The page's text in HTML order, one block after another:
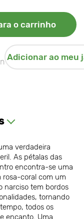
o carrinho
Adicionar ao meu
verdadeira
As pétalas das
encontra-se uma
rosa-coral com um
narciso tem bordos
tornando
todos os
encanto. Uma